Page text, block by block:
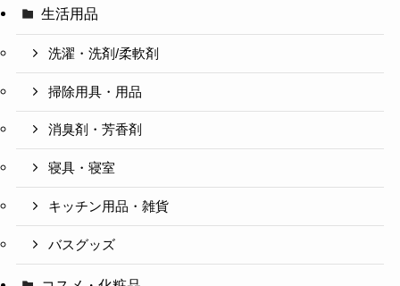
生活用品
洗濯・洗剤/柔軟剤
掃除用具・用品
消臭剤・芳香剤
寝具・寝室
キッチン用品・雑貨
バスグッズ